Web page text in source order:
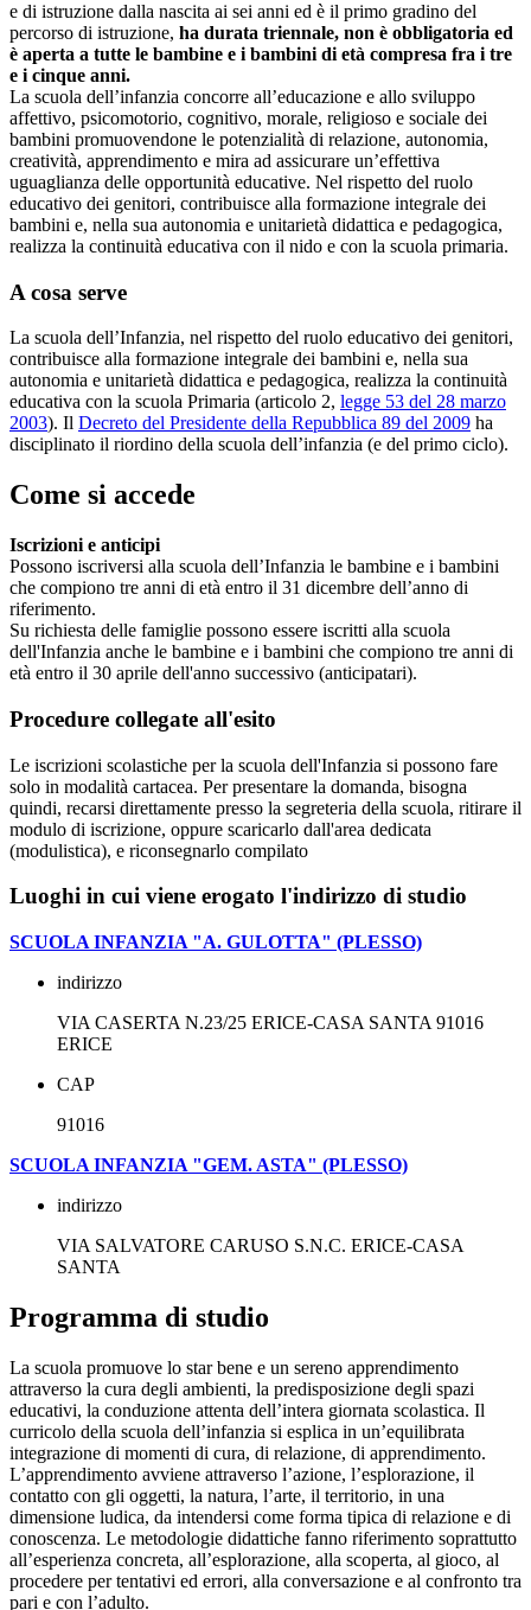
e di istruzione dalla nascita ai sei anni ed è il primo gradino del
percorso di istruzione, ha durata triennale, non è obbligatoria ed
è aperta a tutte le bambine e i bambini di età compresa fra i tre
e i cinque anni.
La scuola dell’infanzia concorre all’educazione e allo sviluppo
affettivo, psicomotorio, cognitivo, morale, religioso e sociale dei
bambini promuovendone le potenzialità di relazione, autonomia,
creatività, apprendimento e mira ad assicurare un’effettiva
uguaglianza delle opportunità educative. Nel rispetto del ruolo
educativo dei genitori, contribuisce alla formazione integrale dei
bambini e, nella sua autonomia e unitarietà didattica e pedagogica,
realizza la continuità educativa con il nido e con la scuola primaria.
A cosa serve
La scuola dell’Infanzia, nel rispetto del ruolo educativo dei genitori,
contribuisce alla formazione integrale dei bambini e, nella sua
autonomia e unitarietà didattica e pedagogica, realizza la continuità
educativa con la scuola Primaria (articolo 2, legge 53 del 28 marzo
2003). Il Decreto del Presidente della Repubblica 89 del 2009 ha
disciplinato il riordino della scuola dell’infanzia (e del primo ciclo).
Come si accede
Iscrizioni e anticipi
Possono iscriversi alla scuola dell’Infanzia le bambine e i bambini
che compiono tre anni di età entro il 31 dicembre dell’anno di
riferimento.
Su richiesta delle famiglie possono essere iscritti alla scuola
dell'Infanzia anche le bambine e i bambini che compiono tre anni di
età entro il 30 aprile dell'anno successivo (anticipatari).
Procedure collegate all'esito
Le iscrizioni scolastiche per la scuola dell'Infanzia si possono fare
solo in modalità cartacea. Per presentare la domanda, bisogna
quindi, recarsi direttamente presso la segreteria della scuola, ritirare il
modulo di iscrizione, oppure scaricarlo dall'area dedicata
(modulistica), e riconsegnarlo compilato
Luoghi in cui viene erogato l'indirizzo di studio
SCUOLA INFANZIA "A. GULOTTA" (PLESSO)
indirizzo
VIA CASERTA N.23/25 ERICE-CASA SANTA 91016
ERICE
CAP
91016
SCUOLA INFANZIA "GEM. ASTA" (PLESSO)
indirizzo
VIA SALVATORE CARUSO S.N.C. ERICE-CASA
SANTA
Programma di studio
La scuola promuove lo star bene e un sereno apprendimento
attraverso la cura degli ambienti, la predisposizione degli spazi
educativi, la conduzione attenta dell’intera giornata scolastica. Il
curricolo della scuola dell’infanzia si esplica in un’equilibrata
integrazione di momenti di cura, di relazione, di apprendimento.
L’apprendimento avviene attraverso l’azione, l’esplorazione, il
contatto con gli oggetti, la natura, l’arte, il territorio, in una
dimensione ludica, da intendersi come forma tipica di relazione e di
conoscenza. Le metodologie didattiche fanno riferimento soprattutto
all’esperienza concreta, all’esplorazione, alla scoperta, al gioco, al
procedere per tentativi ed errori, alla conversazione e al confronto tra
pari e con l’adulto.